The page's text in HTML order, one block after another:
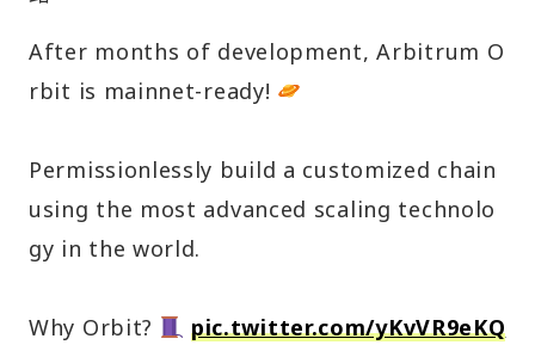
After months of development, Arbitrum O
rbit is mainnet-ready!
Permissionlessly build a customized chain
using the most advanced scaling technolo
gy in the world.
Why Orbit?
pic.twitter.com/yKvVR9eKQ